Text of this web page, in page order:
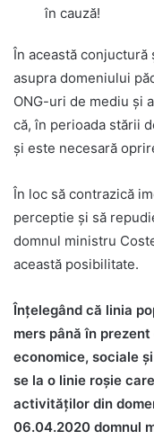
în cauză!
În această
asupra domeniului
ONG-uri de mediu și
că, în perioada stării
și este necesară
În loc să contrazică
perceptie și să
domnul ministru
această posibilitate.
Înțelegând că linia
mers până în
economice, sociale
se la o linie roșie
activităților din
06.04.2020 domnul